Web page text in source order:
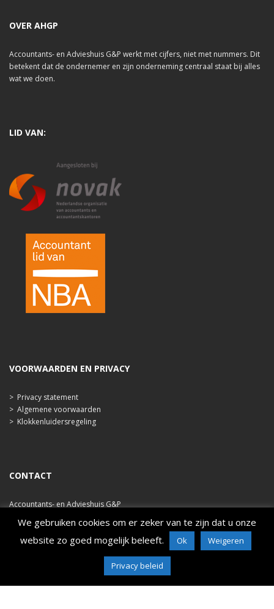
OVER AHGP
Accountants- en Advieshuis G&P werkt met cijfers, niet met nummers. Dit
betekent dat de ondernemer en zijn onderneming centraal staat bij alles
wat we doen.
LID VAN:
VOORWAARDEN EN PRIVACY
> Privacy statement
> Algemene voorwaarden
> Klokkenluidersregeling
CONTACT
Accountants- en Advieshuis G&P
Ooststraat 47b
4421 EA Kapelle
tel. 0113 348 786
We gebruiken cookies om er zeker van te zijn dat u onze
website zo goed mogelijk beleeft.
Ok Weigeren
Privacy beleid